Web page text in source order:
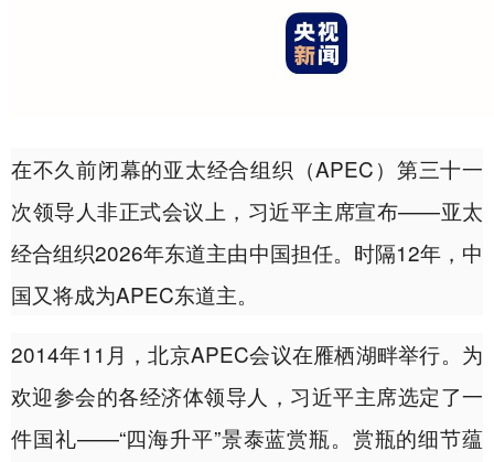
在不久前闭幕的亚太经合组织（APEC）第三十一
次领导人非正式会议上，习近平主席宣布——亚太
经合组织2026年东道主由中国担任。时隔12年，中
国又将成为APEC东道主。
2014年11月，北京APEC会议在雁栖湖畔举行。为
欢迎参会的各经济体领导人，习近平主席选定了一
件国礼——“四海升平”景泰蓝赏瓶。赏瓶的细节蕴